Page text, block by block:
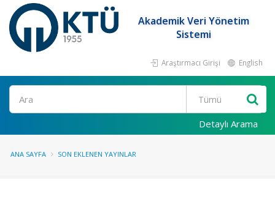
Akademik Veri Yönetim
Sistemi
Araştırmacı Girişi English
Ara
Detaylı Arama
ANA SAYFA SON EKLENEN YAYINLAR